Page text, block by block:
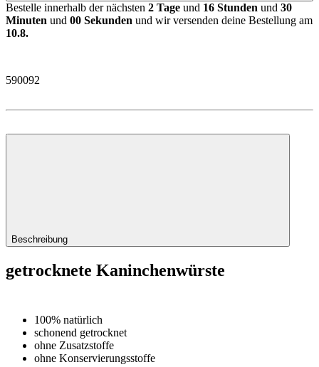
Bestelle innerhalb der nächsten 2 Tage und 16 Stunden und 30
Minuten und 00 Sekunden und wir versenden deine Bestellung am
10.8.
590092
Beschreibung
getrocknete Kaninchenwürste
100% natürlich
schonend getrocknet
ohne Zusatzstoffe
ohne Konservierungsstoffe